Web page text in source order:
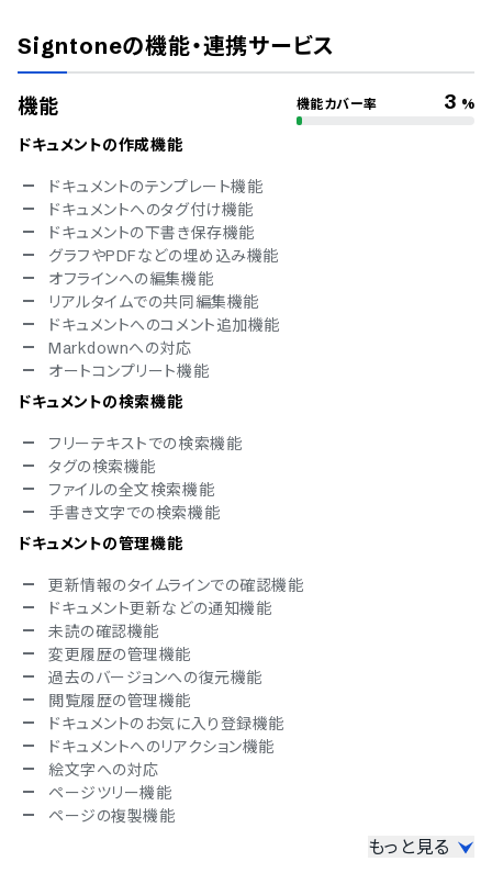
冗長化
通信の暗号化
IP制限
二要素認証・二段階認証
シングルサインオン
パスワード設定
リンクの有効期限設定
対応言語
中国語
デンマーク語
オランダ語
英語
フランス語
ドイツ語
韓国語
ノルウェー語
ポルトガル語
ロシア語
スペイン語
タイ語
インドネシア語
チェコ語
ヘブライ語
ヒンディー語
ハンガリー語
ポーランド語
トルコ語
ベトナム語
Signtoneの機能・連携サービス
機能 機能カバー率 3 %
ドキュメントの作成機能
ドキュメントのテンプレート機能
ドキュメントへのタグ付け機能
ドキュメントの下書き保存機能
グラフやPDFなどの埋め込み機能
オフラインへの編集機能
リアルタイムでの共同編集機能
ドキュメントへのコメント追加機能
Markdownへの対応
オートコンプリート機能
ドキュメントの検索機能
フリーテキストでの検索機能
タグの検索機能
ファイルの全文検索機能
手書き文字での検索機能
ドキュメントの管理機能
更新情報のタイムラインでの確認機能
ドキュメント更新などの通知機能
未読の確認機能
変更履歴の管理機能
過去のバージョンへの復元機能
閲覧履歴の管理機能
ドキュメントのお気に入り登録機能
ドキュメントへのリアクション機能
絵文字への対応
ページツリー機能
ページの複製機能
もっと見る